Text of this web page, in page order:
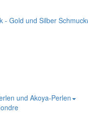
und Akoya-Perlen